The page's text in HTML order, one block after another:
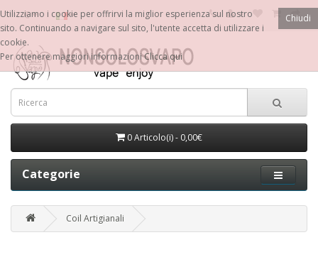
€
0 Articolo(i) - 0,00€
Categorie
Coil Artigianali
Chiudi
Utilizziamo i cookie per offrirvi la miglior esperienza sul nostro
sito. Continuando a navigare sul sito, l'utente accetta di utilizzare i
cookie.
Per ottenere maggiori informazioniClicca qui